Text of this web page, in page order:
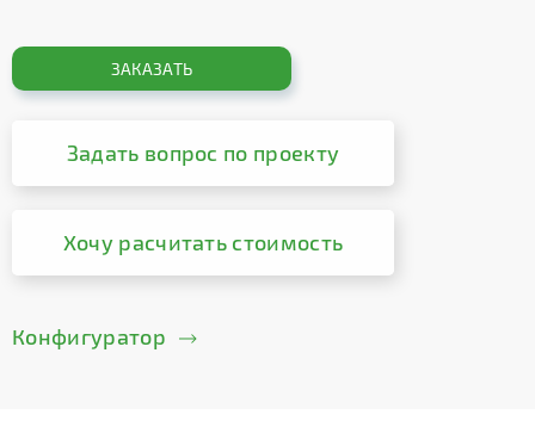
ЗАКАЗАТЬ
Задать вопрос по проекту
Хочу расчитать стоимость
Конфигуратор